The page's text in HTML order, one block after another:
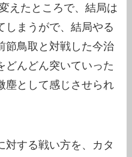
えたところで、結局は
しまうがで、結局やる
節鳥取と対戦した今治
どんどん突いていった
塵として感じさせられ
対する戦い方を、カタ